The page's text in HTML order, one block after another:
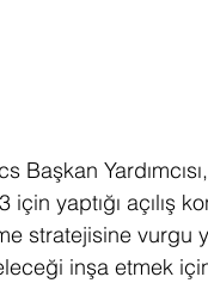
Başkan
yaptığı açılış
stratejisine vurgu
inşa etmek için